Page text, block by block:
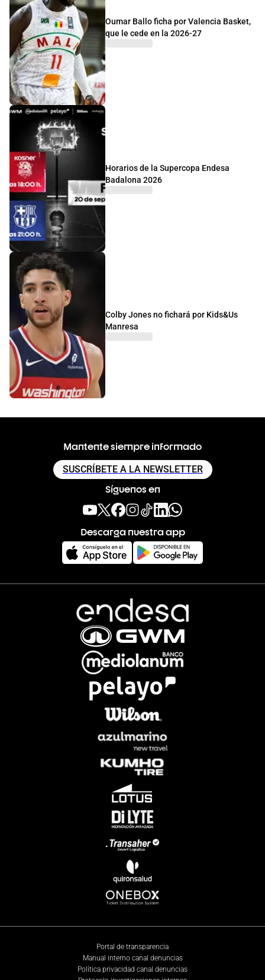
Oumar Ballo ficha por Valencia Basket,
que le cede en la 2026-27
Horarios de la Supercopa Endesa
Badalona 2026
Colby Jones no fichará por Kids&Us
Manresa
Mantente siempre informado
SUSCRÍBETE A LA NEWSLETTER
Síguenos en
Descarga nuestra app
Portal de transparencia
Manual interno canal denuncias
Política privacidad canal denuncias